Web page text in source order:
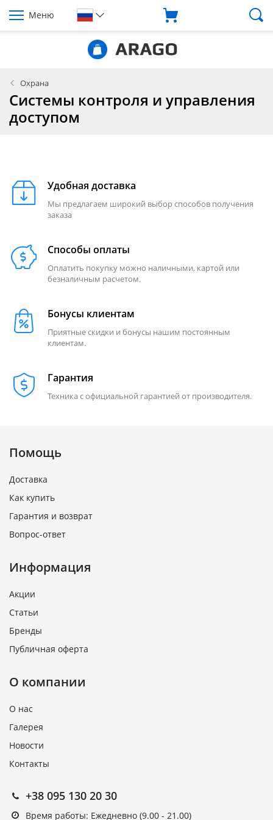
Меню
Охрана
Системы контроля и управления
доступом
Удобная доставка
Мы предлагаем широкий выбор способов получения
заказа
Способы оплаты
Оплатить покупку можно наличными, картой или
безналичным расчетом.
Бонусы клиентам
Приятные скидки и бонусы нашим постоянным
клиентам.
Гарантия
Техника с официальной гарантией от производителя.
Помощь
Доставка
Как купить
Гарантия и возврат
Вопрос-ответ
Информация
Акции
Статьи
Бренды
Публичная оферта
О компании
О нас
Галерея
Новости
Контакты
+38 095 130 20 30
Время работы: Ежедневно (9.00 - 21.00)